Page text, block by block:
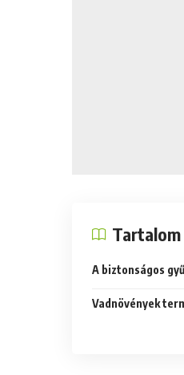
Tartalom
A biztonságos
Vadnövények